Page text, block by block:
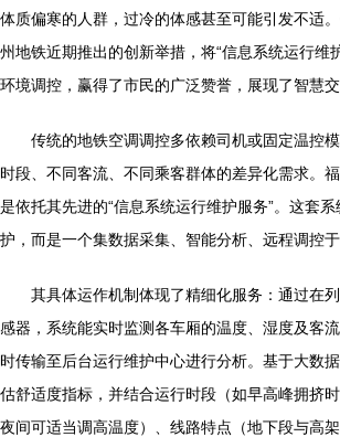
体质偏寒的人群，过冷的体感甚至可能引发不适
州地铁近期推出的创新举措，将“信息系统运行维
环境调控，赢得了市民的广泛赞誉，展现了智慧交
传统的地铁空调调控多依赖司机或固定温控
时段、不同客流、不同乘客群体的差异化需求。
是依托其先进的“信息系统运行维护服务”。这套
护，而是一个集数据采集、智能分析、远程调控
其具体运作机制体现了精细化服务：通过在
感器，系统能实时监测各车厢的温度、湿度及客
时传输至后台运行维护中心进行分析。基于大数
估舒适度指标，并结合运行时段（如早高峰拥挤
夜间可适当调高温度）、线路特点（地下段与高